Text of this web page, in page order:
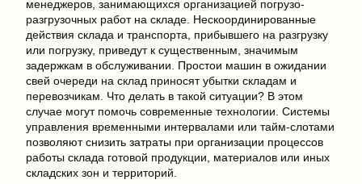
менеджеров, занимающихся организацией погрузо-
разгрузочных работ на складе. Нескоординированные
действия склада и транспорта, прибывшего на разгрузку
или погрузку, приведут к существенным, значимым
задержкам в обслуживании. Простои машин в ожидании
свей очереди на склад приносят убытки складам и
перевозчикам. Что делать в такой ситуации? В этом
случае могут помочь современные технологии. Системы
управления временными интервалами или тайм-слотами
позволяют снизить затраты при организации процессов
работы склада готовой продукции, материалов или иных
складских зон и территорий.